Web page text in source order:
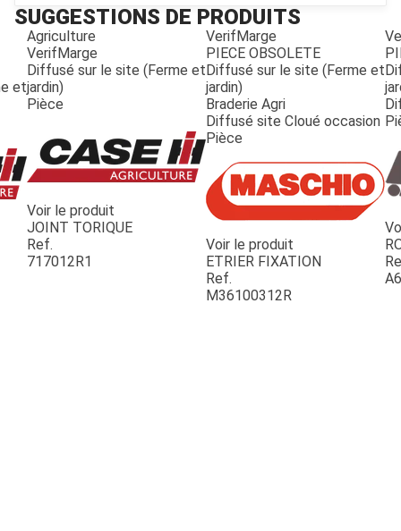
JOUET
ESPACES VERTS
SUGGESTIONS DE PRODUITS
et
Agriculture
VerifMarge
Diffusé sur le site (Ferme et
jardin)
Pièce
Voir le produit
JOINT TORIQUE
Ref.
717012R1
VerifMarge
PIECE OBSOLETE
Diffusé sur le site (Ferme et
jardin)
Braderie Agri
Diffusé site Cloué occasion
Pièce
Voir le produit
ETRIER FIXATION
Ref.
M36100312R